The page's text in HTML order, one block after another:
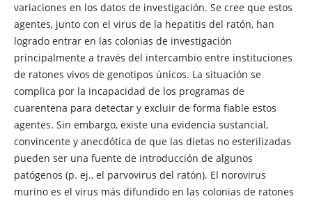
variaciones en los datos de investigación. Se cree que estos
agentes, junto con el virus de la hepatitis del ratón, han
logrado entrar en las colonias de investigación
principalmente a través del intercambio entre instituciones
de ratones vivos de genotipos únicos. La situación se
complica por la incapacidad de los programas de
cuarentena para detectar y excluir de forma fiable estos
agentes. Sin embargo, existe una evidencia sustancial,
convincente y anecdótica de que las dietas no esterilizadas
pueden ser una fuente de introducción de algunos
patógenos (p. ej., el parvovirus del ratón). El norovirus
murino es el virus más difundido en las colonias de ratones